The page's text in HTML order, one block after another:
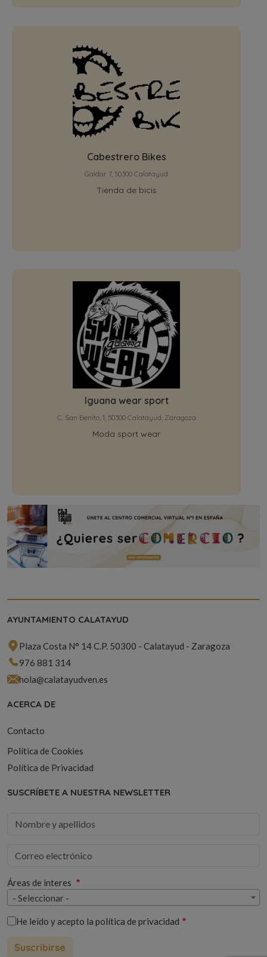
Cabestrero Bikes
Galdar 7, 50300 Calatayud
Tienda de bicis
Iguana wear sport
C. San Benito, 1, 50300 Calatayud, Zaragoza
Moda sport wear
AYUNTAMIENTO CALATAYUD
Plaza Costa N° 14 C.P. 50300 - Calatayud - Zaragoza
976 881 314
hola@calatayudven.es
ACERCA DE
Contacto
Política de Cookies
Política de Privacidad
SUSCRÍBETE A NUESTRA NEWSLETTER
Áreas de interes
- Seleccionar -
He leído y acepto la política de privacidad